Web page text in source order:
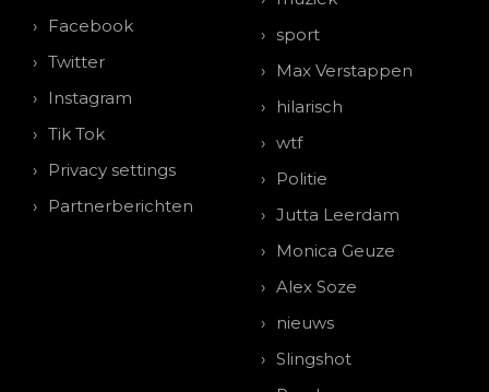
Facebook
Twitter
Instagram
Tik Tok
Privacy settings
Partnerberichten
sport
Max Verstappen
hilarisch
wtf
Politie
Jutta Leerdam
Monica Geuze
Alex Soze
nieuws
Slingshot